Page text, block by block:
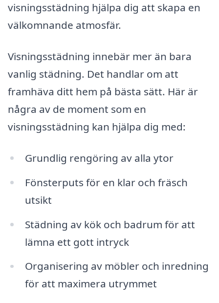
visningsstädning hjälpa dig att skapa en
välkomnande atmosfär.
Visningsstädning innebär mer än bara
vanlig städning. Det handlar om att
framhäva ditt hem på bästa sätt. Här är
några av de moment som en
visningsstädning kan hjälpa dig med:
Grundlig rengöring av alla ytor
Fönsterputs för en klar och fräsch
utsikt
Städning av kök och badrum för att
lämna ett gott intryck
Organisering av möbler och inredning
för att maximera utrymmet